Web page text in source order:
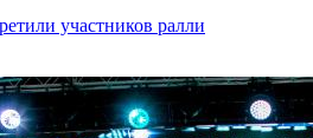
участников ралли